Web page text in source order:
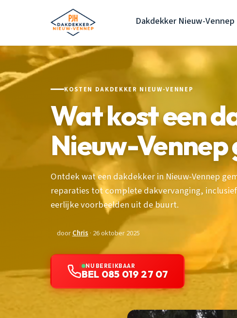
Dakdekker Nieuw-Vennep
KOSTEN DAKDEKKER NIEUW-VENNEP
Wat kost een
Nieuw-
Ontdek wat een dakdekker in Nieuw-Vennep
reparaties tot complete dakvervanging,
eerlijke voorbeelden uit de buurt.
doorChris · 26 oktober 2025
NU BEREIKBAAR
BEL 085 019 27 07